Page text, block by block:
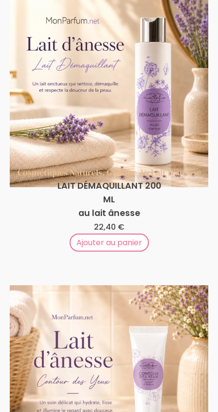
Cosmétiques Naturels,Gamme Au Lait D'ânesse
LAIT DÉMAQUILLANT 200
ML
au lait ânesse
22,40 €
Ajouter au panier